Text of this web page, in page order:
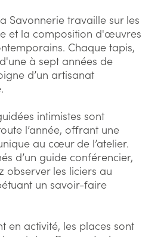
Savonnerie travaille sur les
et la composition d'œuvres
Chaque tapis,
à sept années de
d’un artisanat
intimistes sont
l’année, offrant une
au cœur de l’atelier.
d’un guide conférencier,
observer les liciers au
un savoir-faire
en activité, les places sont